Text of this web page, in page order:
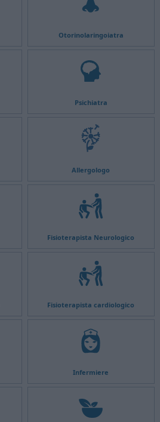
Otorinolaringoiatra
Psichiatra
Allergologo
Fisioterapista Neurologico
Fisioterapista cardiologico
Infermiere